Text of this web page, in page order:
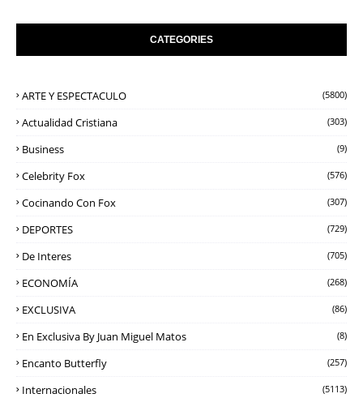
CATEGORIES
ARTE Y ESPECTACULO (5800)
Actualidad Cristiana (303)
Business (9)
Celebrity Fox (576)
Cocinando Con Fox (307)
DEPORTES (729)
De Interes (705)
ECONOMÍA (268)
EXCLUSIVA (86)
En Exclusiva By Juan Miguel Matos (8)
Encanto Butterfly (257)
Internacionales (5113)